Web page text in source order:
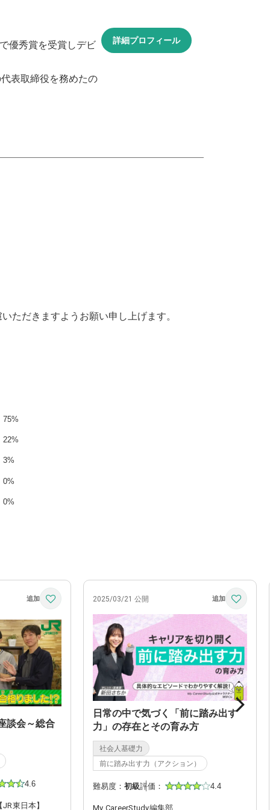
優秀賞を受賞しデビ
表取締役を務めたの
詳細プロフィール
ただきますようお願い申し上げます。
75%
22%
3%
0%
0%
談会～総合
4.6
東日本】
2025/03/21 公開
日常の中で気づく「前に踏み出す
力」の存在とその育み方
社会人基礎力
前に踏み出す力（アクション）
難易度： 初級評価： 4.4
My CareerStudy編集部